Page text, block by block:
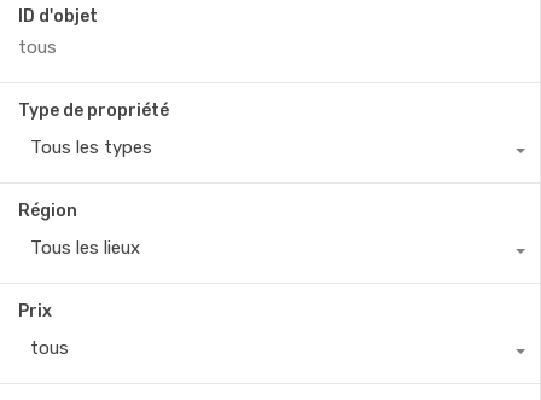
ID d'objet
Type de propriété
Tous les types
Région
Tous les lieux
Prix
tous